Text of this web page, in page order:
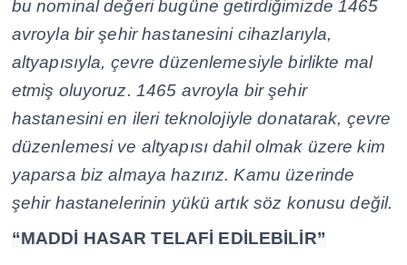
bu nominal değeri bugüne getirdiğimizde 1465
avroyla bir şehir hastanesini cihazlarıyla,
altyapısıyla, çevre düzenlemesiyle birlikte mal
etmiş oluyoruz. 1465 avroyla bir şehir
hastanesini en ileri teknolojiyle donatarak, çevre
düzenlemesi ve altyapısı dahil olmak üzere kim
yaparsa biz almaya hazırız. Kamu üzerinde
şehir hastanelerinin yükü artık söz konusu değil.
“MADDİ HASAR TELAFİ EDİLEBİLİR”